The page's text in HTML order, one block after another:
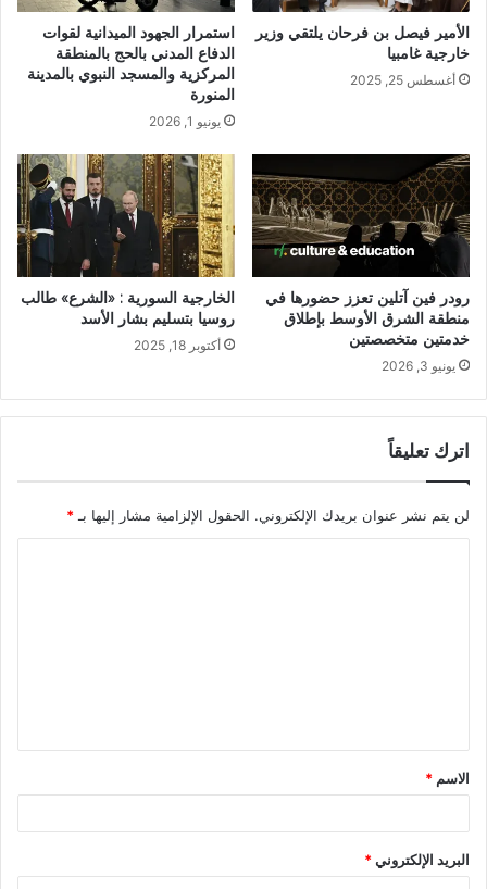
الأمير فيصل بن فرحان يلتقي وزير
خارجية غامبيا
أغسطس 25, 2025
استمرار الجهود الميدانية لقوات
الدفاع المدني بالحج بالمنطقة
المركزية والمسجد النبوي بالمدينة
المنورة
يونيو 1, 2026
رودر فين آتلين تعزز حضورها في
منطقة الشرق الأوسط بإطلاق
خدمتين متخصصتين
يونيو 3, 2026
الخارجية السورية : «الشرع» طالب
روسيا بتسليم بشار الأسد
أكتوبر 18, 2025
اترك تعليقاً
لن يتم نشر عنوان بريدك الإلكتروني. الحقول الإلزامية مشار إليها بـ *
ق
*
الاسم *
البريد الإلكتروني*